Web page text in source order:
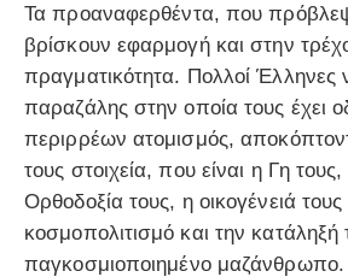
Τα προαναφερθέντα, που
βρίσκουν εφαρμογή και στην
πραγματικότητα. Πολλοί Έλληνες
παραζάλης στην οποία τους έχει
περιρρέων ατομισμός,
τους στοιχεία, που είναι η Γη
Ορθοδοξία τους, η οικογένειά
κοσμοπολιτισμό και την κατάληξή
παγκοσμιοποιημένο μαζάνθρωπο.